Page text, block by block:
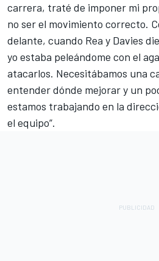
carrera, traté de imponer mi
no ser el movimiento correcto.
delante, cuando Rea y Davies
yo estaba peleándome con el
atacarlos. Necesitábamos una
entender dónde mejorar y un
estamos trabajando en la
el equipo”.